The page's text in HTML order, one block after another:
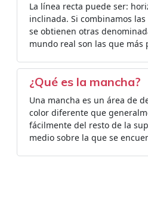
La línea recta puede ser:
inclinada. Si combinamos
se obtienen otras
mundo real son las que más
¿Qué es la mancha?
Una mancha es un área de
color diferente que
fácilmente del resto de la
medio sobre la que se